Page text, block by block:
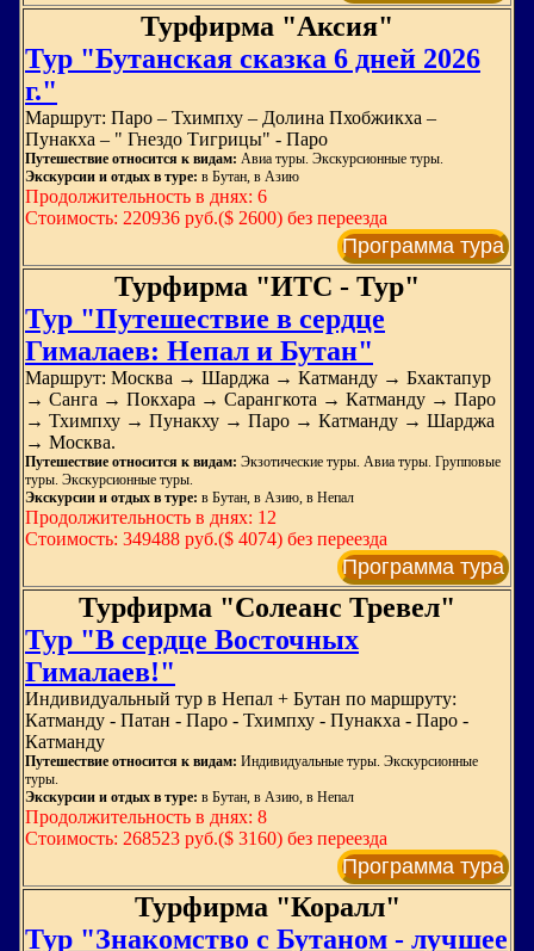
Турфирма "Аксия"
Тур "Бутанская сказка 6 дней 2026
г."
Маршрут: Паро – Тхимпху – Долина Пхобжикха –
Пунакха – " Гнездо Тигрицы" - Паро
Путешествие относится к видам: Авиа туры. Экскурсионные туры.
Экскурсии и отдых в туре: в Бутан, в Азию
Продолжительность в днях: 6
Стоимость: 220936 руб.($ 2600) без переезда
Программа тура
Турфирма "ИТС - Тур"
Тур "Путешествие в сердце
Гималаев: Непал и Бутан"
Маршрут: Москва → Шарджа → Катманду → Бхактапур
→ Санга → Покхара → Сарангкота → Катманду → Паро
→ Тхимпху → Пунакху → Паро → Катманду → Шарджа
→ Москва.
Путешествие относится к видам: Экзотические туры. Авиа туры. Групповые
туры. Экскурсионные туры.
Экскурсии и отдых в туре: в Бутан, в Азию, в Непал
Продолжительность в днях: 12
Стоимость: 349488 руб.($ 4074) без переезда
Программа тура
Турфирма "Солеанс Тревел"
Тур "В сердце Восточных
Гималаев!"
Индивидуальный тур в Непал + Бутан по маршруту:
Катманду - Патан - Паро - Тхимпху - Пунакха - Паро -
Катманду
Путешествие относится к видам: Индивидуальные туры. Экскурсионные
туры.
Экскурсии и отдых в туре: в Бутан, в Азию, в Непал
Продолжительность в днях: 8
Стоимость: 268523 руб.($ 3160) без переезда
Программа тура
Турфирма "Коралл"
Тур "Знакомство с Бутаном - лучшее